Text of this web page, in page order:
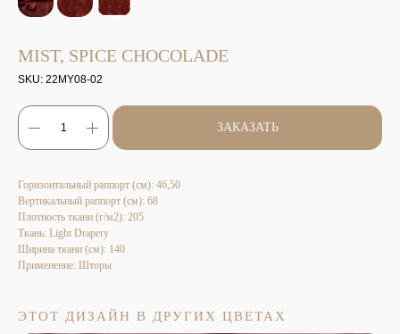
MIST, SPICE CHOCOLADE
SKU: 22MY08-02
ЗАКАЗАТЬ
Горизонтальный раппорт (см): 46,50
Вертикальный раппорт (см): 68
Плотность ткани (г/м2): 205
Ткань: Light Drapery
Ширина ткани (см): 140
Применение: Шторы
ЭТОТ ДИЗАЙН В ДРУГИХ ЦВЕТАХ